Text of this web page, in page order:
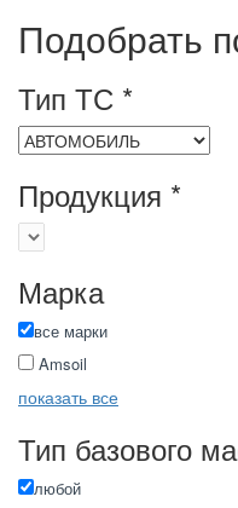
Подобрать
Тип ТС *
Продукция *
Марка
все марки
Amsoil
показать все
Тип базового
любой